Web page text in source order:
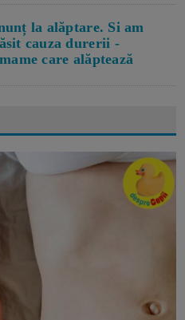
la alăptare. Si am
cauza durerii -
care alăptează